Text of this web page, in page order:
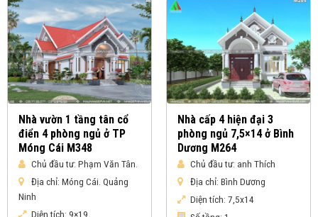
Nhà vườn 1 tầng tân cổ
điển 4 phòng ngủ ở TP
Móng Cái M348
Chủ đầu tư: Phạm Văn Tân.
Địa chỉ: Móng Cái. Quảng
Ninh
Diện tích: 9×19
Nhà cấp 4 hiện đại 3
phòng ngủ 7,5×14 ở Bình
Dương M264
Chủ đầu tư: anh Thích
Địa chỉ: Bình Dương
Diện tích: 7,5x14